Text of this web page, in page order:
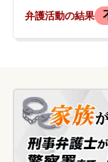
が
薬
し
弁護活動の結果